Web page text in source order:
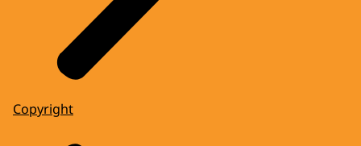
Copyright